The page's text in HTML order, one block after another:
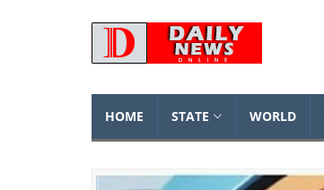
HOME STATE WORLD